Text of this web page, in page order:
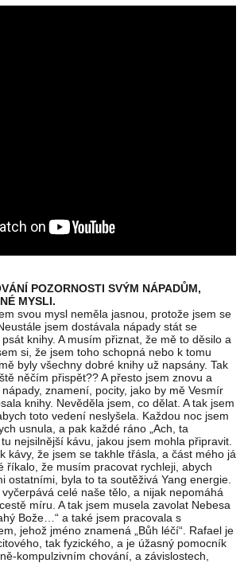
POZORNOSTI SVÝM NÁPADŮM,
MYSLI.
svou mysl neměla jasnou, protože jsem se
jsem dostávala nápady stát se
knihy. A musím přiznat, že mě to děsilo a
si, že jsem toho schopná nebo k tomu
byly všechny dobré knihy už napsány. Tak
něčím přispět?? A přesto jsem znovu a
znamení, pocity, jako by mě Vesmír
knihy. Nevěděla jsem, co dělat. A tak jsem
toto vedení neslyšela. Každou noc jsem
usnula, a pak každé ráno „Ach, ta
nejsilnější kávu, jakou jsem mohla připravit.
kávy, že jsem se takhle třásla, a část mého já
říkalo, že musím pracovat rychleji, abych
ostatními, byla to ta soutěživá Yang energie.
celé naše tělo, a nijak nepomáhá
míru. A tak jsem musela zavolat Nebesa
Bože…“ a také jsem pracovala s
jehož jméno znamená „Bůh léčí“. Rafael je
tak fyzického, a je úžasný pomocník
kompulzivním chování, a závislostech,